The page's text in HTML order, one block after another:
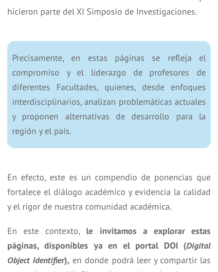
hicieron parte del XI Simposio de Investigaciones.
Precisamente, en estas páginas se refleja el
compromiso y el liderazgo de profesores de
diferentes Facultades, quienes, desde enfoques
interdisciplinarios, analizan problemáticas actuales
y proponen alternativas de desarrollo para la
región y el país.
En efecto, este es un compendio de ponencias que
fortalece el diálogo académico y evidencia la calidad
y el rigor de nuestra comunidad académica.
En este contexto, le invitamos a explorar estas
páginas, disponibles ya en el portal DOI (Digital
Object Identifier), en donde podrá leer y compartir las